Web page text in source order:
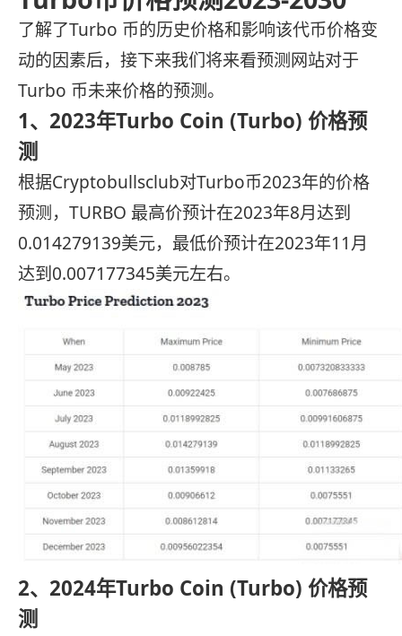
了解了Turbo 币的历史价格和影响该代币价格变
动的因素后，接下来我们将来看预测网站对于
Turbo 币未来价格的预测。
1、2023年Turbo Coin (Turbo) 价格预
测
根据Cryptobullsclub对Turbo币2023年的价格
预测，TURBO 最高价预计在2023年8月达到
0.014279139美元，最低价预计在2023年11月
达到0.007177345美元左右。
2、2024年Turbo Coin (Turbo) 价格预
测